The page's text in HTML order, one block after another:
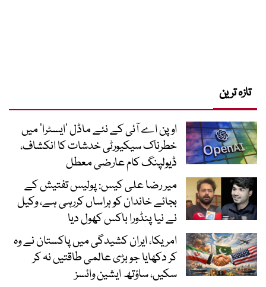
تازہ ترین
اوپن اے آئی کے نئے ماڈل ’ایسٹرا‘ میں
خطرناک سیکیورٹی خدشات کا انکشاف،
ڈیولپنگ کام عارضی معطل
میر رضا علی کیس: پولیس تفتیش کے
بجائے خاندان کو ہراساں کررہی ہے، وکیل
نے نیا پنڈورا باکس کھول دیا
امریکا، ایران کشیدگی میں پاکستان نے وہ
کر دکھایا جو بڑی عالمی طاقتیں نہ کر
سکیں، ساؤتھ ایشین وائسز